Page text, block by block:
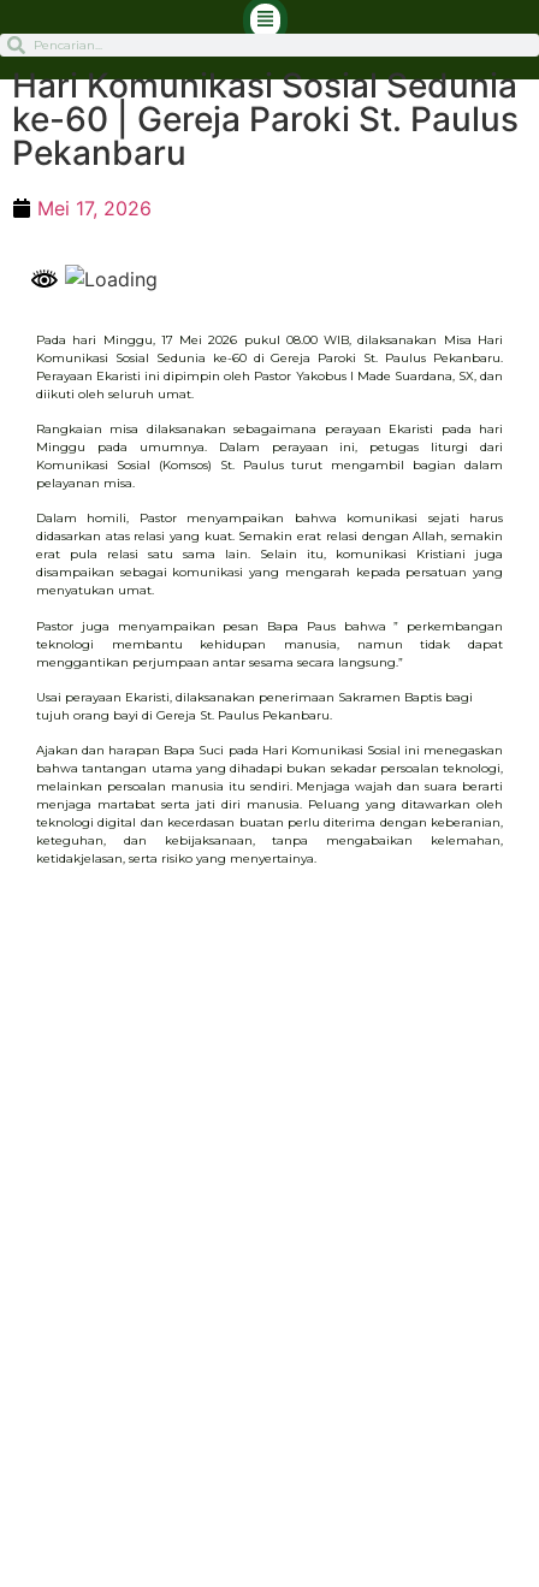
Hari Komunikasi Sosial Sedunia
ke-60 | Gereja Paroki St. Paulus
Pekanbaru
Mei 17, 2026
Pada hari Minggu, 17 Mei 2026 pukul 08.00 WIB, dilaksanakan Misa Hari
Komunikasi Sosial Sedunia ke-60 di Gereja Paroki St. Paulus Pekanbaru.
Perayaan Ekaristi ini dipimpin oleh Pastor Yakobus I Made Suardana, SX, dan
diikuti oleh seluruh umat.
Rangkaian misa dilaksanakan sebagaimana perayaan Ekaristi pada hari
Minggu pada umumnya. Dalam perayaan ini, petugas liturgi dari
Komunikasi Sosial (Komsos) St. Paulus turut mengambil bagian dalam
pelayanan misa.
Dalam homili, Pastor menyampaikan bahwa komunikasi sejati harus
didasarkan atas relasi yang kuat. Semakin erat relasi dengan Allah, semakin
erat pula relasi satu sama lain. Selain itu, komunikasi Kristiani juga
disampaikan sebagai komunikasi yang mengarah kepada persatuan yang
menyatukan umat.
Pastor juga menyampaikan pesan Bapa Paus bahwa ” perkembangan
teknologi membantu kehidupan manusia, namun tidak dapat
menggantikan perjumpaan antar sesama secara langsung.”
Usai perayaan Ekaristi, dilaksanakan penerimaan Sakramen Baptis bagi
tujuh orang bayi di Gereja St. Paulus Pekanbaru.
Ajakan dan harapan Bapa Suci pada Hari Komunikasi Sosial ini menegaskan
bahwa tantangan utama yang dihadapi bukan sekadar persoalan teknologi,
melainkan persoalan manusia itu sendiri. Menjaga wajah dan suara berarti
menjaga martabat serta jati diri manusia. Peluang yang ditawarkan oleh
teknologi digital dan kecerdasan buatan perlu diterima dengan keberanian,
keteguhan, dan kebijaksanaan, tanpa mengabaikan kelemahan,
ketidakjelasan, serta risiko yang menyertainya.